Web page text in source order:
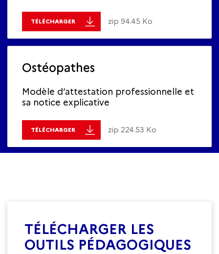
TÉLÉCHARGER zip 94.45 Ko
Ostéopathes
Modèle d’attestation professionnelle et
sa notice explicative
TÉLÉCHARGER zip 224.53 Ko
TÉLÉCHARGER LES
OUTILS PÉDAGOGIQUES